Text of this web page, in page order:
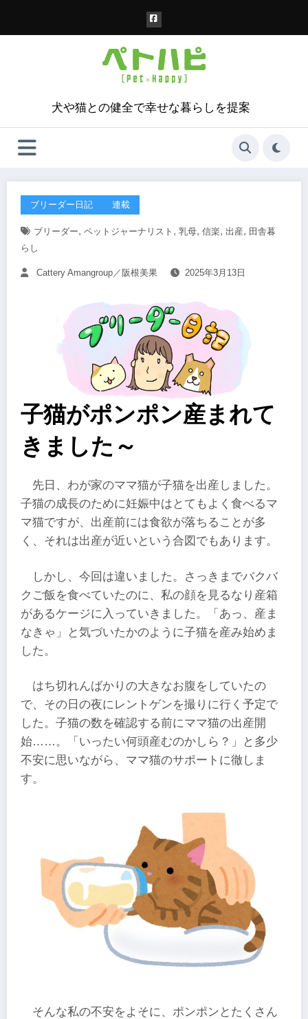
犬や猫との健全で幸せな暮らしを提案
ブリーダー日記 連載
ブリーダー, ペットジャーナリスト , 乳母, 信楽, 出産, 田舎暮
らし
Cattery Amangroup／阪根美果 2025年3月13日
子猫がポンポン産まれて
きました～
先日、わが家のママ猫が子猫を出産しました。
子猫の成長のために妊娠中はとてもよく食べるマ
マ猫ですが、出産前には食欲が落ちることが多
く、それは出産が近いという合図でもあります。
しかし、今回は違いました。さっきまでバクバ
クご飯を食べていたのに、私の顔を見るなり産箱
があるケージに入っていきました。「あっ、産ま
なきゃ」と気づいたかのように子猫を産み始めま
した。
はち切れんばかりの大きなお腹をしていたの
で、その日の夜にレントゲンを撮りに行く予定で
した。子猫の数を確認する前にママ猫の出産開
始……。「いったい何頭産むのかしら？」と多少
不安に思いながら、ママ猫のサポートに徹しま
す。
そんな私の不安をよそに、ポンポンとたくさん